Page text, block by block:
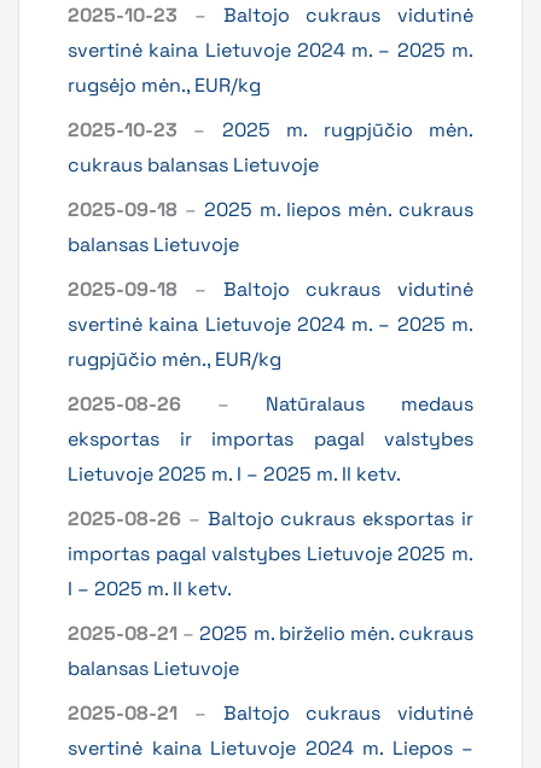
2025-10-23 – Baltojo cukraus vidutinė
svertinė kaina Lietuvoje 2024 m. – 2025 m.
rugsėjo mėn., EUR/kg
2025-10-23 – 2025 m. rugpjūčio mėn.
cukraus balansas Lietuvoje
2025-09-18 – 2025 m. liepos mėn. cukraus
balansas Lietuvoje
2025-09-18 – Baltojo cukraus vidutinė
svertinė kaina Lietuvoje 2024 m. – 2025 m.
rugpjūčio mėn., EUR/kg
2025-08-26 – Natūralaus medaus
eksportas ir importas pagal valstybes
Lietuvoje 2025 m. I – 2025 m. II ketv.
2025-08-26 – Baltojo cukraus eksportas ir
importas pagal valstybes Lietuvoje 2025 m.
I – 2025 m. II ketv.
2025-08-21 –2025 m. birželio mėn. cukraus
balansas Lietuvoje
2025-08-21 – Baltojo cukraus vidutinė
svertinė kaina Lietuvoje 2024 m. Liepos –